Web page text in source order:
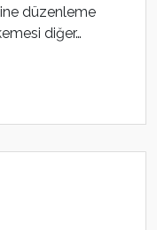
düzenleme
diğer…